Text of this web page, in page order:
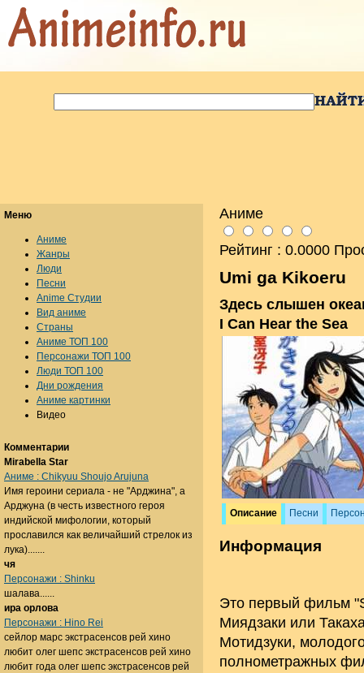
Аниме
Рейтинг : 0.0000
Umi ga Kikoeru
Здесь слышен
I Can Hear the Sea
Описание Песни
Информация
Это первый фильм
Миядзаки или
Мотидзуки,
полнометражных
Меню
Аниме
Жанры
Люди
Песни
Anime Студии
Вид аниме
Страны
Аниме ТОП 100
Персонажи ТОП 100
Люди ТОП 100
Дни рождения
Аниме картинки
Видео
Комментарии
Mirabella Star
Аниме : Chikyuu Shoujo Arujuna
Имя героини сериала - не "Арджина", а
Арджуна (в честь известного героя
индийской мифологии, который
прославился как величайший стрелок из
лука).......
чя
Персонажи : Shinku
шалава......
ира орлова
Персонажи : Hino Rei
сейлор марс экстрасенсов рей хино
любит олег шепс экстрасенсов рей хино
любит года олег шепс экстрасенсов рей